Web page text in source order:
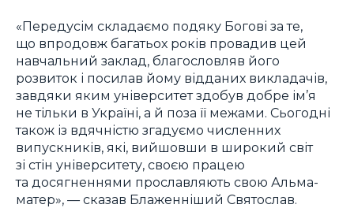
«Передусім складаємо подяку Богові за те,
що впродовж багатьох років провадив цей
навчальний заклад, благословляв його
розвиток і посилав йому відданих викладачів,
завдяки яким університет здобув добре ім’я
не тільки в Україні, а й поза її межами. Сьогодні
також із вдячністю згадуємо численних
випускників, які, вийшовши в широкий світ
зі стін університету, своєю працею
та досягненнями прославляють свою Альма-
матер», — сказав Блаженніший Святослав.